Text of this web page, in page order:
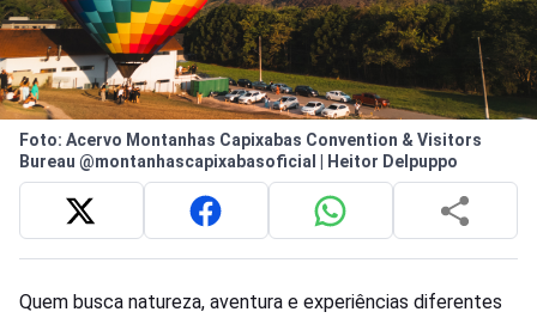
Foto: Acervo Montanhas Capixabas Convention & Visitors
Bureau @montanhascapixabasoficial | Heitor Delpuppo
Quem busca natureza, aventura e experiências diferentes